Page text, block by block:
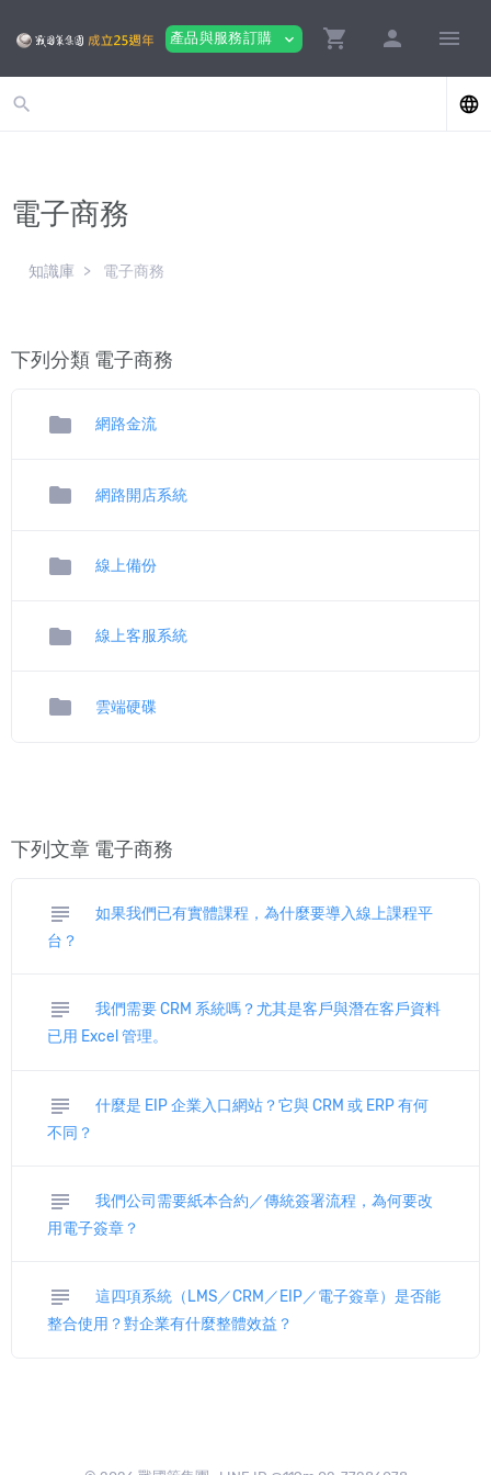
產品與服務訂購 expand_more shopping_cart person menu
search language
電子商務
知識庫 電子商務
下列分類 電子商務
folder 網路金流
folder 網路開店系統
folder 線上備份
folder 線上客服系統
folder 雲端硬碟
下列文章 電子商務
subject
如果我們已有實體課程，為什麼要導入線上課程平
台？
subject
我們需要 CRM 系統嗎？尤其是客戶與潛在客戶資料
已用 Excel 管理。
subject
什麼是 EIP 企業入口網站？它與 CRM 或 ERP 有何
不同？
subject
我們公司需要紙本合約／傳統簽署流程，為何要改
用電子簽章？
subject
這四項系統（LMS／CRM／EIP／電子簽章）是否能
整合使用？對企業有什麼整體效益？